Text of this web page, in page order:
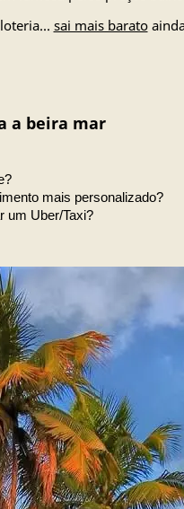
sai mais barato
a beira mar
mais personalizado?
um Uber/Taxi?